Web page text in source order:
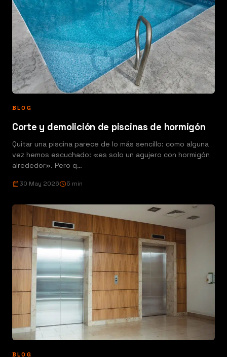
BLOG
Corte y demolición de piscinas de hormigón
Quitar una piscina parece de lo más sencillo: como alguna
vez hemos escuchado: «es solo un agujero con hormigón
alrededor». Pero q…
calendar_month30 May 2026schedule5 min
BLOG